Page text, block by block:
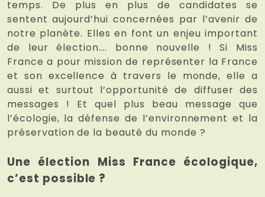
temps. De plus en plus de candidates se
sentent aujourd’hui concernées par l’avenir de
notre planète. Elles en font un enjeu important
de leur élection…. bonne nouvelle ! Si Miss
France a pour mission de représenter la France
et son excellence à travers le monde, elle a
aussi et surtout l’opportunité de diffuser des
messages ! Et quel plus beau message que
l’écologie, la défense de l’environnement et la
préservation de la beauté du monde ?
Une élection Miss France écologique,
c’est possible ?